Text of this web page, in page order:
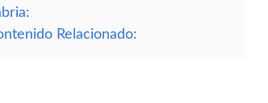
Relacionado: